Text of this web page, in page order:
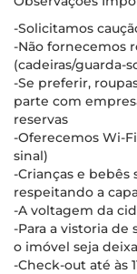
-Solicitamos
-Não fornecemos
(cadeiras/guarda-
-Se preferir,
parte com
reservas
-Oferecemos Wi-
sinal)
-Crianças e
respeitando a
-A voltagem da
-Para a vistoria de
o imóvel seja
-Check-out até às